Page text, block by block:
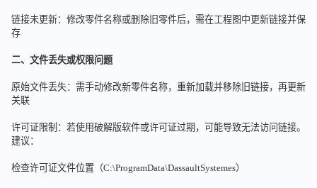
链接未更新：修改零件名称或删除旧零件后，需在工程图中更新链接并保
存
二、文件丢失或权限问题
原始文件丢失：需手动修改新零件名称，重新加载并移除旧链接，再更新
关联
许可证限制：若使用破解版软件或许可证过期，可能导致无法访问链接。
建议：
检查许可证文件位置（C:\ProgramData\DassaultSystemes）